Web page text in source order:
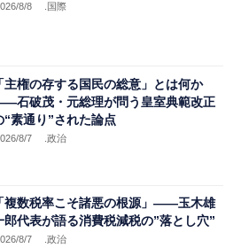
8/8 .国際
主権の存する国民の総意」とは何か
石破茂・元総理が問う皇室典範改正
“素通り”された論点
8/7 .政治
複数税率こそ諸悪の根源」――玉木雄
郎代表が語る消費税減税の”落とし穴”
8/7 .政治